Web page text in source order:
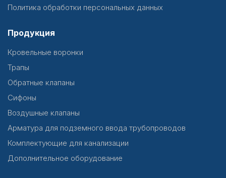
Политика обработки персональных данных
Продукция
Кровельные воронки
Трапы
Обратные клапаны
Сифоны
Воздушные клапаны
Арматура для подземного ввода трубопроводов
Комплектующие для канализации
Дополнительное оборудование